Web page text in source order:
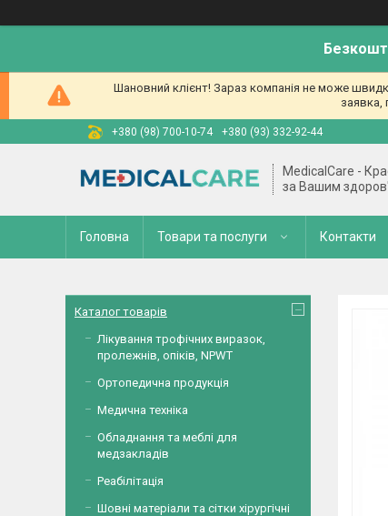
Шановний клієнт! Зараз компанія не може
заявка,
+380 (98) 700-10-74 +380 (93) 332-92-44
MedicalCare -
за Вашим
Головна Товари та послуги Контакти
Каталог товарів
Лікування трофічних виразок,
пролежнів, опіків, NPWT
Ортопедична продукція
Медична техніка
Обладнання та меблі для
медзакладів
Реабілітація
Шовні матеріали та сітки хірургічні